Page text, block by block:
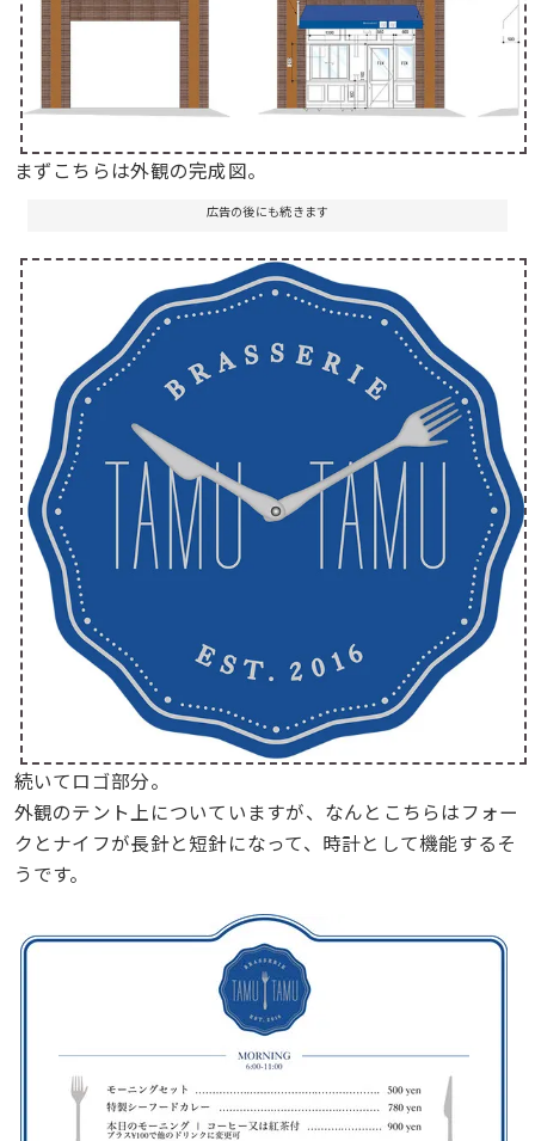
まずこちらは外観の完成図。
広告の後にも続きます
続いてロゴ部分。
外観のテント上についていますが、なんとこちらはフォー
クとナイフが長針と短針になって、時計として機能するそ
うです。